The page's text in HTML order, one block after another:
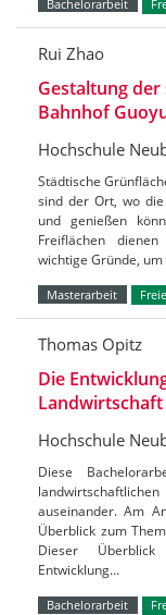
Bachelorarbeit
Rui Zhao
Gestaltung
Bahnhof
Hochschule
Städtische
sind der Ort, wo
und genießen
Freiflächen
wichtige Gründe,
Masterarbeit
Thomas Opitz
Die
Hochschule
Diese
auseinander. Am
Überblick zum
Dieser
Entwicklung…
Bachelorarbeit